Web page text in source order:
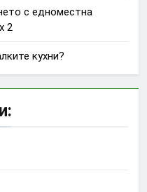
с едноместна
2
кухни?